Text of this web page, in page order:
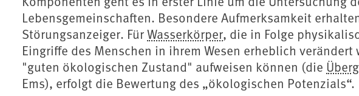
Lebensgemeinschaften. Besondere Aufmerksamkeit
Störungsanzeiger. FürWasserkörper, die in Folge
Eingriffe des Menschen in ihrem Wesen erheblich
"guten ökologischen Zustand" aufweisen können (die
Ems), erfolgt die Bewertung des „ökologischen Potenzials“.